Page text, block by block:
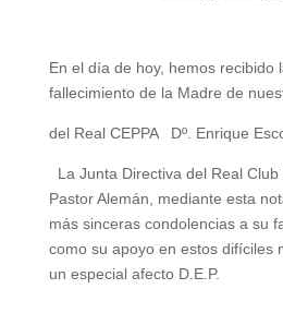
En el día de hoy, hemos recibido
fallecimiento de la Madre de
del Real CEPPA Dº. Enrique
La Junta Directiva del Real
Pastor Alemán, mediante esta
más sinceras condolencias a su
como su apoyo en estos difíciles
un especial afecto D.E.P.